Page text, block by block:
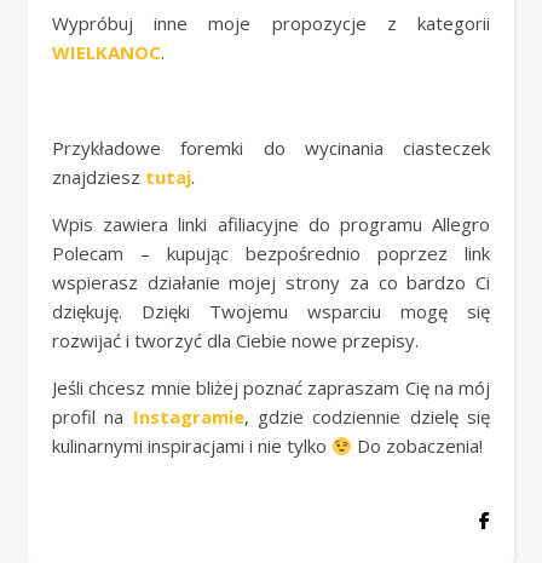
Wypróbuj inne moje propozycje z kategorii
WIELKANOC.
Przykładowe foremki do wycinania ciasteczek
znajdziesz tutaj.
Wpis zawiera linki afiliacyjne do programu Allegro
Polecam – kupując bezpośrednio poprzez link
wspierasz działanie mojej strony za co bardzo Ci
dziękuję. Dzięki Twojemu wsparciu mogę się
rozwijać i tworzyć dla Ciebie nowe przepisy.
Jeśli chcesz mnie bliżej poznać zapraszam Cię na mój
profil na Instagramie, gdzie codziennie dzielę się
kulinarnymi inspiracjami i nie tylko
Do zobaczenia!